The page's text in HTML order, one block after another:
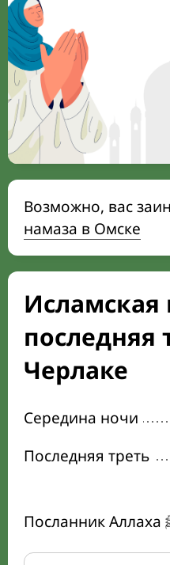
Возможно, вас
намаза в Омске
Исламская
последняя
Черлаке
Середина ночи
Последняя треть